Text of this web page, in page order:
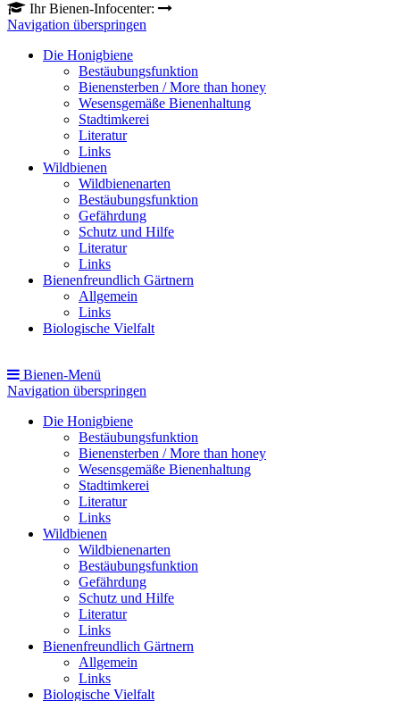
Ihr Bienen-Infocenter:
Navigation überspringen
Die Honigbiene
Bestäubungsfunktion
Bienensterben / More than honey
Wesensgemäße Bienenhaltung
Stadtimkerei
Literatur
Links
Wildbienen
Wildbienenarten
Bestäubungsfunktion
Gefährdung
Schutz und Hilfe
Literatur
Links
Bienenfreundlich Gärtnern
Allgemein
Links
Biologische Vielfalt
Bienen-Menü
Navigation überspringen
Die Honigbiene
Bestäubungsfunktion
Bienensterben / More than honey
Wesensgemäße Bienenhaltung
Stadtimkerei
Literatur
Links
Wildbienen
Wildbienenarten
Bestäubungsfunktion
Gefährdung
Schutz und Hilfe
Literatur
Links
Bienenfreundlich Gärtnern
Allgemein
Links
Biologische Vielfalt